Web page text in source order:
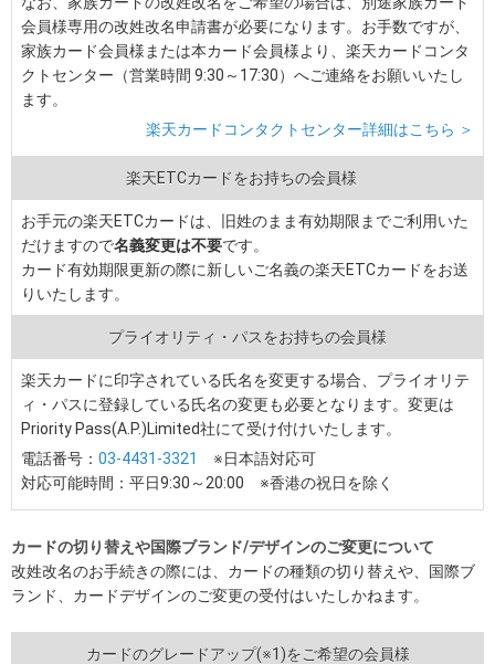
会員様専用の改姓改名申請書が必要になります。お手数ですが、
家族カード会員様または本カード会員様より、楽天カードコンタ
クトセンター（営業時間 9:30～17:30）へご連絡をお願いいたし
ます。
楽天カードコンタクトセンター詳細はこちら ＞
楽天ETCカードをお持ちの会員様
お手元の楽天ETCカードは、旧姓のまま有効期限までご利用いた
だけますので名義変更は不要です。
カード有効期限更新の際に新しいご名義の楽天ETCカードをお送
りいたします。
プライオリティ・パスをお持ちの会員様
楽天カードに印字されている氏名を変更する場合、プライオリテ
ィ・パスに登録している氏名の変更も必要となります。変更は
Priority Pass(A.P.)Limited社にて受け付けいたします。
電話番号： 03-4431-3321
※日本語対応可
対応可能時間：平日9:30～20:00 ※香港の祝日を除く
カードの切り替えや国際ブランド/デザインのご変更について
改姓改名のお手続きの際には、カードの種類の切り替えや、国際ブ
ランド、カードデザインのご変更の受付はいたしかねます。
カードのグレードアップ(※1)をご希望の会員様